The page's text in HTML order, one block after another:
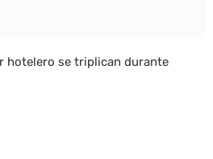
hotelero se triplican durante